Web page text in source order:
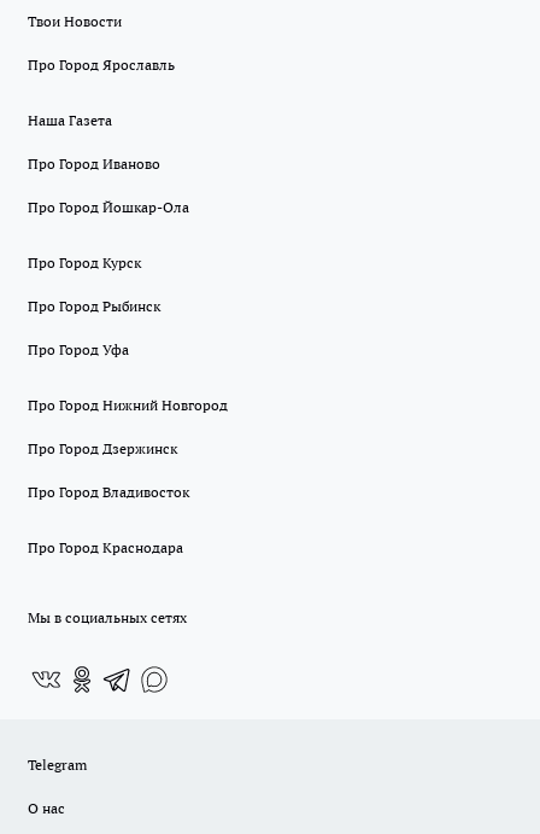
Твои Новости
Про Город Ярославль
Наша Газета
Про Город Иваново
Про Город Йошкар-Ола
Про Город Курск
Про Город Рыбинск
Про Город Уфа
Про Город Нижний Новгород
Про Город Дзержинск
Про Город Владивосток
Про Город Краснодара
Мы в социальных сетях
Telegram
О нас